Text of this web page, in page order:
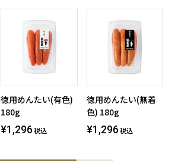
徳用めんたい(有色)
180g
¥1,296 税込
徳用めんたい(無着
色) 180g
¥1,296 税込